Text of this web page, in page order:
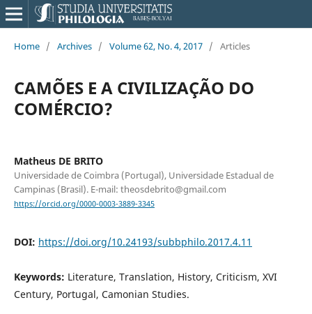
Home / Archives / Volume 62, No. 4, 2017 / Articles
CAMÕES E A CIVILIZAÇÃO DO
COMÉRCIO?
Matheus DE BRITO
Universidade de Coimbra (Portugal), Universidade Estadual de
Campinas (Brasil). E-mail: theosdebrito@gmail.com
https://orcid.org/0000-0003-3889-3345
DOI: https://doi.org/10.24193/subbphilo.2017.4.11
Keywords: Literature, Translation, History, Criticism, XVI
Century, Portugal, Camonian Studies.